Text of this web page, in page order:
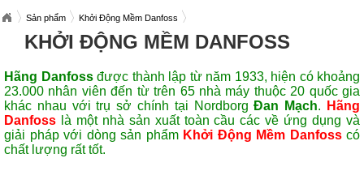
Sản phẩm Khởi Động Mềm Danfoss
KHỞI ĐỘNG MỀM DANFOSS
Hãng Danfossđược thành lập từ năm 1933, hiện có khoảng
23.000 nhân viên đến từ trên 65 nhà máy thuộc 20 quốc gia
khác nhau với trụ sở chính tại NordborgĐan Mạch.
Hãng
Danfoss là một nhà sản xuất toàn cầu các về ứng dụng và
giải pháp với dòng sản phẩm Khởi Động Mềm Danfoss có
chất lượng rất tốt.